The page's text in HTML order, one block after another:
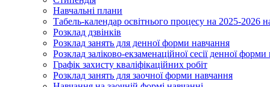
Навчальні плани
Табель-календар освітнього процесу на 2025-2026
Розклад дзвінків
Розклад занять для денної форми навчання
Розклад заліково-екзаменаційної сесії денної
Графік захисту кваліфікаційних робіт
Розклад занять для заочної форми навчання